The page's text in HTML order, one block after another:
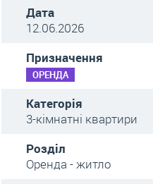
Дата
12.06.2026
Призначення
ОРЕНДА
Категорія
3-кімнатні квартири
Розділ
Оренда - житло